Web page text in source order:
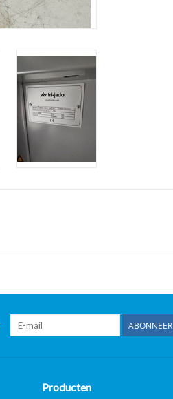
ABONNEER
Producten